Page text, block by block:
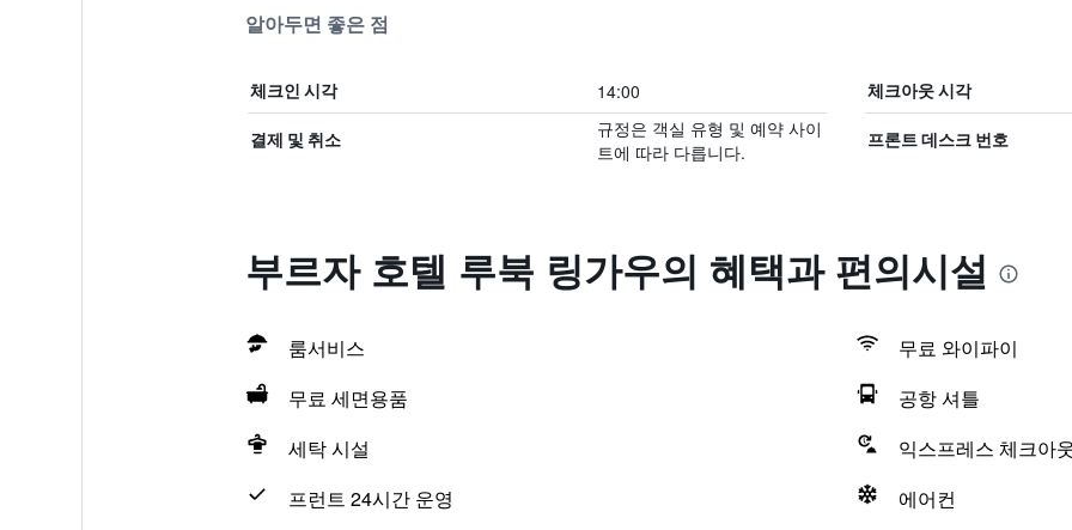
알아두면 좋은 점
체크인 시각 14:00 체크아웃 시각
결제 및 취소
규정은 객실 유형 및 예약 사이
트에 따라 다릅니다.
프론트 데스크 번호
부르자 호텔 루북 링가우의 혜택​과 편의시설
룸서비스
무료 와이파이
무료 세면용품
공항 셔틀
세탁 시설
익스프레스 체크아
프런트 24시간 운영
에어컨